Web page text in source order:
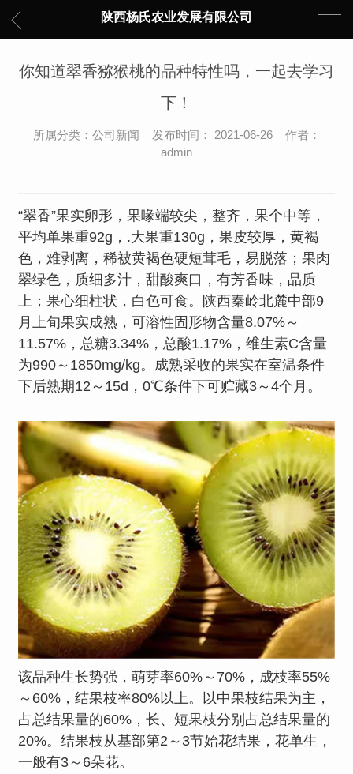
陕西杨氏农业发展有限公司
你知道翠香猕猴桃的品种特性吗，一起去学习
下！
所属分类：公司新闻 发布时间： 2021-06-26 作者：
admin
“翠香”果实卵形，果喙端较尖，整齐，果个中等，
平均单果重92g，.大果重130g，果皮较厚，黄褐
色，难剥离，稀被黄褐色硬短茸毛，易脱落；果肉
翠绿色，质细多汁，甜酸爽口，有芳香味，品质
上；果心细柱状，白色可食。陕西秦岭北麓中部9
月上旬果实成熟，可溶性固形物含量8.07%～
11.57%，总糖3.34%，总酸1.17%，维生素C含量
为990～1850mg/kg。成熟采收的果实在室温条件
下后熟期12～15d，0℃条件下可贮藏3～4个月。
该品种生长势强，萌芽率60%～70%，成枝率55%
～60%，结果枝率80%以上。以中果枝结果为主，
占总结果量的60%，长、短果枝分别占总结果量的
20%。结果枝从基部第2～3节始花结果，花单生，
一般有3～6朵花。